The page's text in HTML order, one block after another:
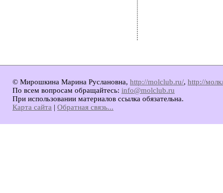
© Мирошкина Марина Руслановна, http://molclub.ru/, http://
По всем вопросам обращайтесь: info@molclub.ru
При использовании материалов ссылка обязательна.
Карта сайта | Обратная связь...